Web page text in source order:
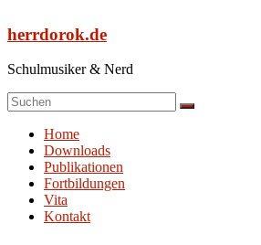
Inhalt
springen
herrdorok.de
Schulmusiker & Nerd
Menü
Home
Downloads
Publikationen
Fortbildungen
Vita
Kontakt